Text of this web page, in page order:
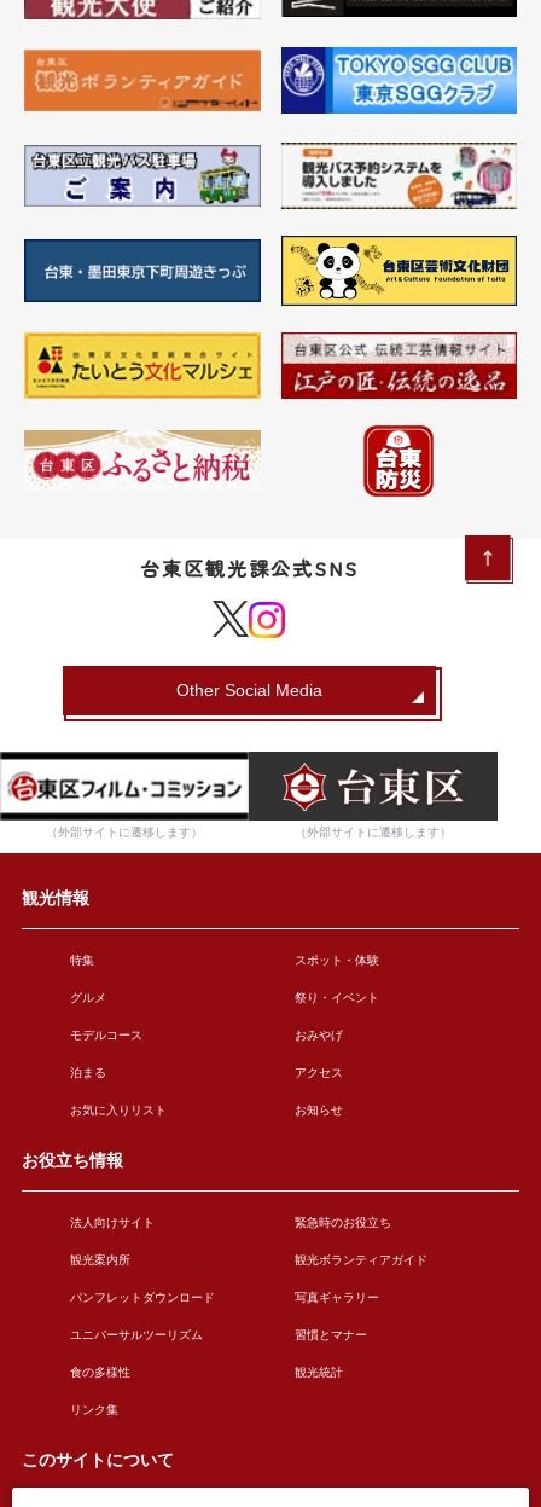
台東区観光課公式SNS
Other Social Media
（外部サイトに遷移します） （外部サイトに遷移します）
観光情報
特集 スポット・体験
グルメ 祭り・イベント
モデルコース おみやげ
泊まる アクセス
お気に入りリスト お知らせ
お役立ち情報
法人向けサイト 緊急時のお役立ち
観光案内所 観光ボランティアガイド
パンフレットダウンロード 写真ギャラリー
ユニバーサルツーリズム 習慣とマナー
食の多様性 観光統計
リンク集
このサイトについて